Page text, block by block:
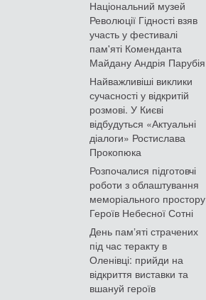
Національний музей
Революції Гідності взяв
участь у фестивалі
пам'яті Коменданта
Майдану Андрія Парубія
Найважливіші виклики
сучасності у відкритій
розмові. У Києві
відбудуться «Актуальні
діалоги» Ростислава
Прокопюка
Розпочалися підготовчі
роботи з облаштування
меморіального простору
Героїв Небесної Сотні
День памʼяті страчених
під час теракту в
Оленівці: прийди на
відкриття виставки та
вшануй героїв